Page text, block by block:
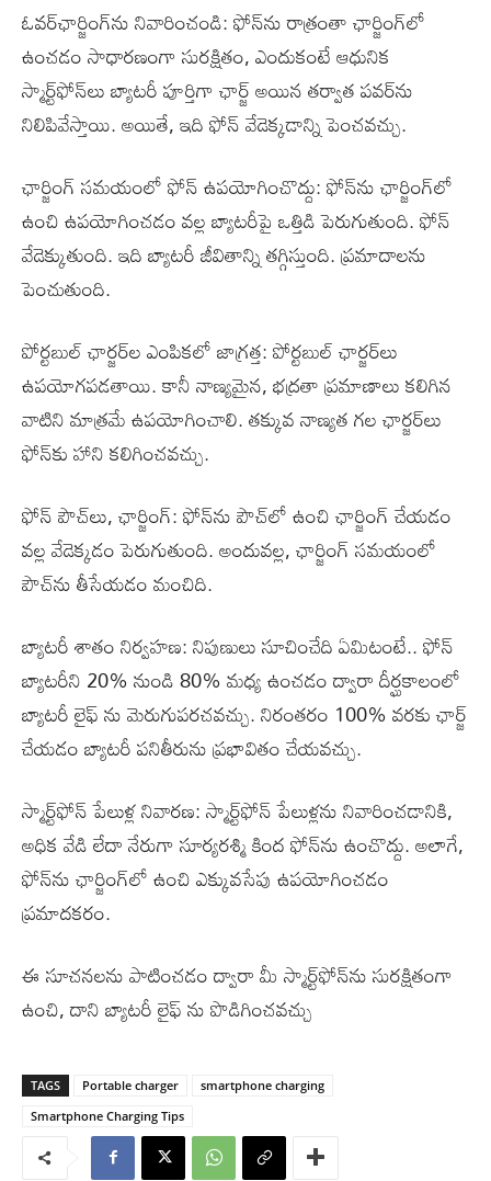
ఓవర్‌ఛార్జింగ్‌ను నివారించండి: ఫోన్‌ను రాత్రంతా ఛార్జింగ్‌లో
ఉంచడం సాధారణంగా సురక్షితం, ఎందుకంటే ఆధునిక
స్మార్ట్‌ఫోన్‌లు బ్యాటరీ పూర్తిగా ఛార్జ్ అయిన తర్వాత పవర్‌ను
నిలిపివేస్తాయి. అయితే, ఇది ఫోన్ వేడెక్కడాన్ని పెంచవచ్చు.
ఛార్జింగ్ సమయంలో ఫోన్ ఉపయోగించొద్దు: ఫోన్‌ను ఛార్జింగ్‌లో
ఉంచి ఉపయోగించడం వల్ల బ్యాటరీపై ఒత్తిడి పెరుగుతుంది. ఫోన్
వేడెక్కుతుంది. ఇది బ్యాటరీ జీవితాన్ని తగ్గిస్తుంది. ప్రమాదాలను
పెంచుతుంది.
పోర్టబుల్ ఛార్జర్‌ల ఎంపికలో జాగ్రత్త: పోర్టబుల్ ఛార్జర్‌లు
ఉపయోగపడతాయి. కానీ నాణ్యమైన, భద్రతా ప్రమాణాలు కలిగిన
వాటిని మాత్రమే ఉపయోగించాలి. తక్కువ నాణ్యత గల ఛార్జర్‌లు
ఫోన్‌కు హాని కలిగించవచ్చు.
ఫోన్ పౌచ్‌లు, ఛార్జింగ్: ఫోన్‌ను పౌచ్‌లో ఉంచి ఛార్జింగ్ చేయడం
వల్ల వేడెక్కడం పెరుగుతుంది. అందువల్ల, ఛార్జింగ్ సమయంలో
పౌచ్‌ను తీసేయడం మంచిది.
బ్యాటరీ శాతం నిర్వహణ: నిపుణులు సూచించేది ఏమిటంటే.. ఫోన్
బ్యాటరీని 20% నుండి 80% మధ్య ఉంచడం ద్వారా దీర్ఘకాలంలో
బ్యాటరీ లైఫ్ ను మెరుగుపరచవచ్చు. నిరంతరం 100% వరకు ఛార్జ్
చేయడం బ్యాటరీ పనితీరును ప్రభావితం చేయవచ్చు.
స్మార్ట్‌ఫోన్ పేలుళ్ల నివారణ: స్మార్ట్‌ఫోన్ పేలుళ్లను నివారించడానికి,
అధిక వేడి లేదా నేరుగా సూర్యరశ్మి కింద ఫోన్‌ను ఉంచొద్దు. అలాగే,
ఫోన్‌ను ఛార్జింగ్‌లో ఉంచి ఎక్కువసేపు ఉపయోగించడం
ప్రమాదకరం.
ఈ సూచనలను పాటించడం ద్వారా మీ స్మార్ట్‌ఫోన్‌ను సురక్షితంగా
ఉంచి, దాని బ్యాటరీ లైఫ్ ను పొడిగించవచ్చు
TAGS Portable charger
smartphone charging
Smartphone Charging Tips